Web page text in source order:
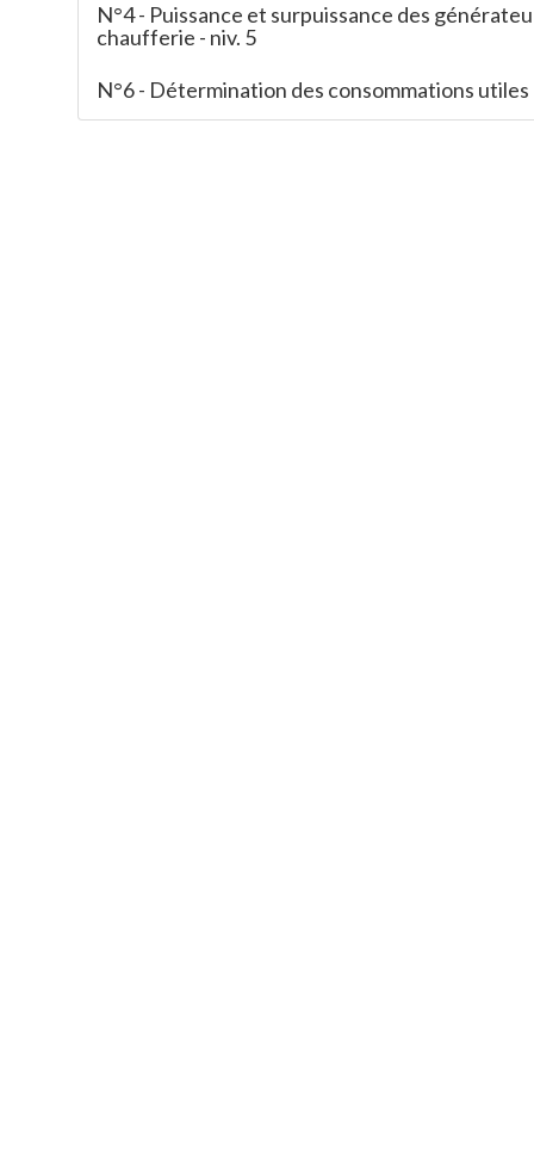
N°4 - Puissance et surpuissance des
chaufferie - niv. 5
N°6 - Détermination des consommations utiles